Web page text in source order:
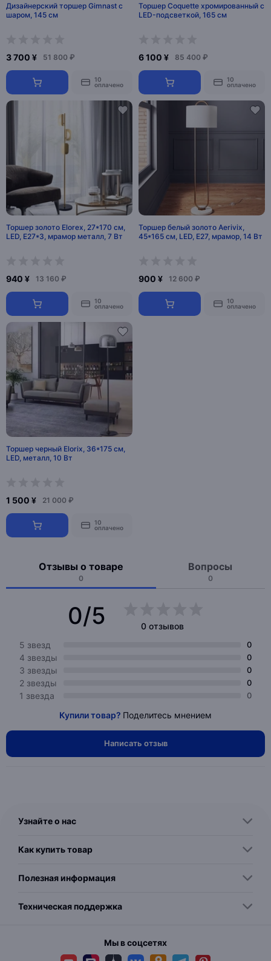
Дизайнерский торшер Gimnast с
шаром, 145 см
3 700 ¥ 51 800 ₽
10
оплачено
Торшер Coquette хромированный с
LED-подсветкой, 165 см
6 100 ¥ 85 400 ₽
10
оплачено
Торшер золото Elorex, 27*170 см,
LED, Е27*3, мрамор металл, 7 Вт
940 ¥ 13 160 ₽
10
оплачено
Торшер белый золото Aerivix,
45*165 см, LED, Е27, мрамор, 14 Вт
900 ¥ 12 600 ₽
10
оплачено
Торшер черный Elorix, 36*175 см,
LED, металл, 10 Вт
1 500 ¥ 21 000 ₽
10
оплачено
Отзывы о товаре
0
Вопросы
0
0/5
0 отзывов
5 звезд
0
4 звезды 0
3 звезды 0
2 звезды 0
1 звезда 0
Купили товар? Поделитесь мнением
Написать отзыв
Узнайте о нас
Как купить товар
Полезная информация
Техническая поддержка
Мы в соцсетях